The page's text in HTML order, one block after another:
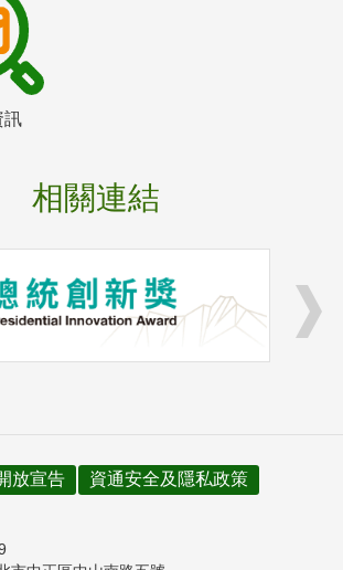
訊
相關連結
放宣告
資通安全及隱私政策